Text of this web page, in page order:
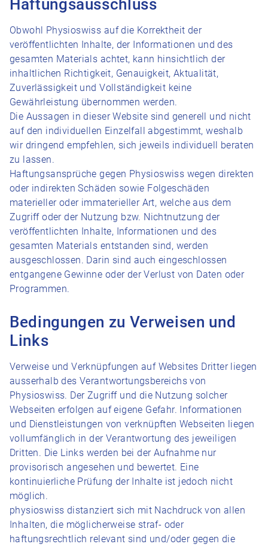
Haftungsausschluss
Obwohl Physioswiss auf die Korrektheit der
veröffentlichten Inhalte, der Informationen und des
gesamten Materials achtet, kann hinsichtlich der
inhaltlichen Richtigkeit, Genauigkeit, Aktualität,
Zuverlässigkeit und Vollständigkeit keine
Gewährleistung übernommen werden.
Die Aussagen in dieser Website sind generell und nicht
auf den individuellen Einzelfall abgestimmt, weshalb
wir dringend empfehlen, sich jeweils individuell beraten
zu lassen.
Haftungsansprüche gegen Physioswiss wegen direkten
oder indirekten Schäden sowie Folgeschäden
materieller oder immaterieller Art, welche aus dem
Zugriff oder der Nutzung bzw. Nichtnutzung der
veröffentlichten Inhalte, Informationen und des
gesamten Materials entstanden sind, werden
ausgeschlossen. Darin sind auch eingeschlossen
entgangene Gewinne oder der Verlust von Daten oder
Programmen.
Bedingungen zu Verweisen und
Links
Verweise und Verknüpfungen auf Websites Dritter liegen
ausserhalb des Verantwortungsbereichs von
Physioswiss. Der Zugriff und die Nutzung solcher
Webseiten erfolgen auf eigene Gefahr. Informationen
und Dienstleistungen von verknüpften Webseiten liegen
vollumfänglich in der Verantwortung des jeweiligen
Dritten. Die Links werden bei der Aufnahme nur
provisorisch angesehen und bewertet. Eine
kontinuierliche Prüfung der Inhalte ist jedoch nicht
möglich.
physioswiss distanziert sich mit Nachdruck von allen
Inhalten, die möglicherweise straf- oder
haftungsrechtlich relevant sind und/oder gegen die